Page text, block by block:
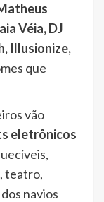
Véia, DJ
Illusionize,
que
vão
eletrônicos
teatro,
navios